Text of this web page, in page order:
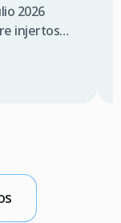
2026
injertos
para